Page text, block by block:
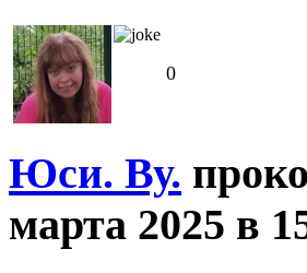
0
Юси. Ву.
марта 2025 в